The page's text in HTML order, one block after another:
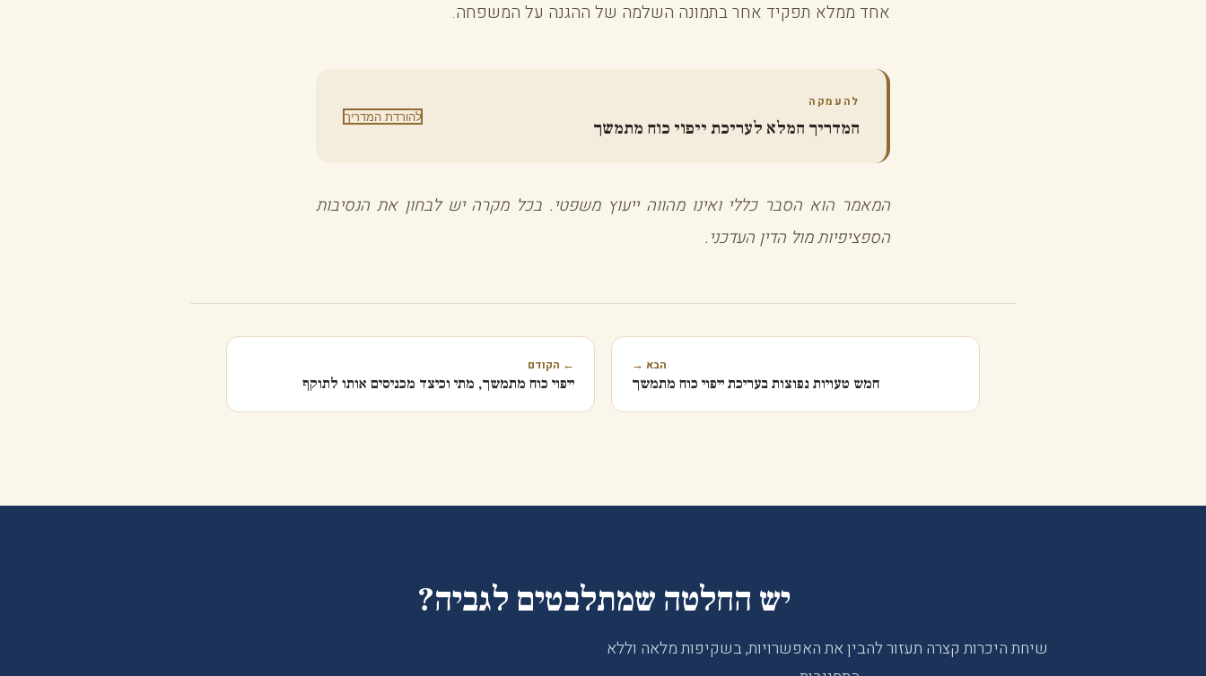
אחד ממלא תפקיד אחר בתמונה השלמה של ההגנה על המשפחה.
להעמקה
המדריך המלא לעריכת ייפוי כוח מתמשך
להורדת המדריך
המאמר הוא הסבר כללי ואינו מהווה ייעוץ משפטי. בכל מקרה יש לבחון את הנסיבות
הספציפיות מול הדין העדכני.
הבא →
חמש טעויות נפוצות בעריכת ייפוי כוח מתמשך
← הקודם
ייפוי כוח מתמשך, מתי וכיצד מכניסים אותו לתוקף
יש החלטה שמתלבטים לגביה?
שיחת היכרות קצרה תעזור להבין את האפשרויות, בשקיפות מלאה וללא